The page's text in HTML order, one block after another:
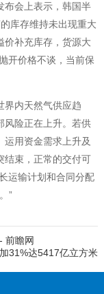
会上表示，韩国半
库存维持未出现重大
价补充库存，货源大
开价格不谈，当前保
内天然气供应趋
风险正在上升。若供
运用资金需求上升及
结束，正常的交付可
运输计划和合同分配
”
前瞻网
31%达5417亿立方米